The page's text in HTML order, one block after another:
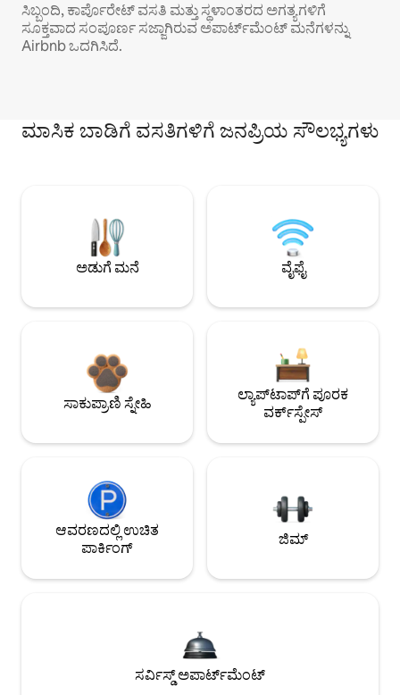
ಸಿಬ್ಬಂದಿ, ಕಾರ್ಪೊರೇಟ್ ವಸತಿ ಮತ್ತು ಸ್ಥಳಾಂತರದ ಅಗತ್ಯಗಳಿಗೆ
ಸೂಕ್ತವಾದ ಸಂಪೂರ್ಣ ಸಜ್ಜಾಗಿರುವ ಅಪಾರ್ಟ್‌ಮೆಂಟ್ ಮನೆಗಳನ್ನು
Airbnb ಒದಗಿಸಿದೆ.
ಮಾಸಿಕ ಬಾಡಿಗೆ ವಸತಿಗಳಿಗೆ ಜನಪ್ರಿಯ ಸೌಲಭ್ಯಗಳು
ಅಡುಗೆ ಮನೆ ವೈಫೈ
ಸಾಕುಪ್ರಾಣಿ ಸ್ನೇಹಿ
ಲ್ಯಾಪ್‌ಟಾಪ್‌ಗೆ ಪೂರಕ
ವರ್ಕ್‌ಸ್ಪೇಸ್
ಆವರಣದಲ್ಲಿ ಉಚಿತ
ಪಾರ್ಕಿಂಗ್
ಜಿಮ್
ಸರ್ವಿಸ್ಡ್ ಅಪಾರ್ಟ್‌ಮೆಂಟ್